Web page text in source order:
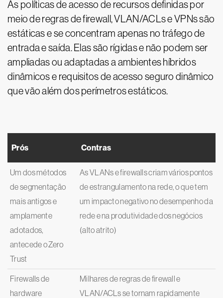
As políticas de acesso de recursos definidas por
meio de regras de firewall, VLAN/ACLs e VPNs são
estáticas e se concentram apenas no tráfego de
entrada e saída. Elas são rígidas e não podem ser
ampliadas ou adaptadas a ambientes híbridos
dinâmicos e requisitos de acesso seguro dinâmico
que vão além dos perímetros estáticos.
Prós Contras
Um dos métodos
de segmentação
mais antigos e
amplamente
adotados,
antecede o Zero
Trust
As VLANs e firewalls criam vários pontos
de estrangulamento na rede, o que tem
um impacto negativo no desempenho da
rede e na produtividade dos negócios
(alto atrito)
Firewalls de
hardware
Milhares de regras de firewall e
VLAN/ACLs se tornam rapidamente